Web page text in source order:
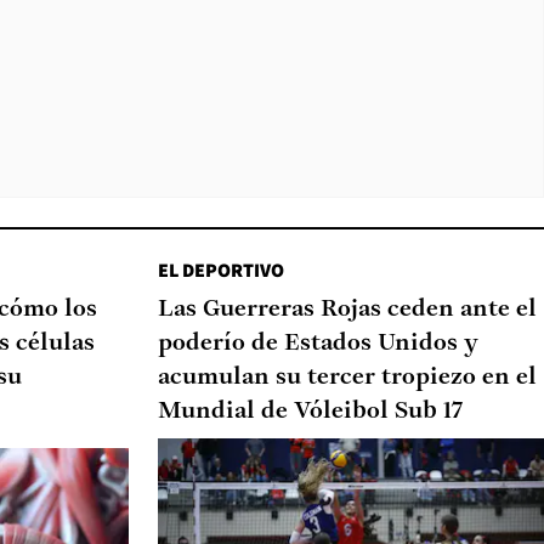
los
células
EL DEPORTIVO
Las Guerreras Rojas ceden ante el
poderío de Estados Unidos y
acumulan su tercer tropiezo en el
Mundial de Vóleibol Sub 17